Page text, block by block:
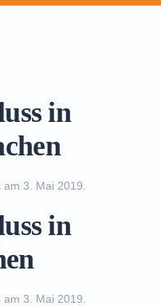
in
am 3. Mai 2019
in
am 3. Mai 2019